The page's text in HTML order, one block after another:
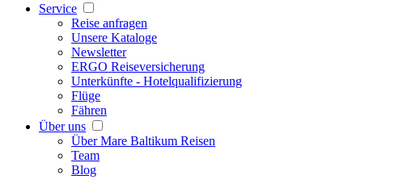
Service
Reise anfragen
Unsere Kataloge
Newsletter
ERGO Reiseversicherung
Unterkünfte - Hotelqualifizierung
Flüge
Fähren
Über uns
Über Mare Baltikum Reisen
Team
Blog